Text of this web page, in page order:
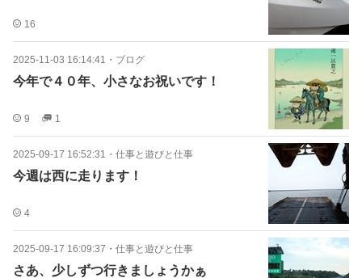
16
2025-11-03 16:14:41 ・ ブログ
今年で４０年、小さなお祝いです！
9 1
2025-09-17 16:52:31 ・ 仕事と遊びと仕事
今週は西に走ります！
4
2025-09-17 16:09:37 ・ 仕事と遊びと仕事
さあ、少しずつ行きましょうかぁ